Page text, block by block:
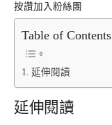
按讚加入粉絲團
Table of Contents
延伸閱讀
延伸閱讀